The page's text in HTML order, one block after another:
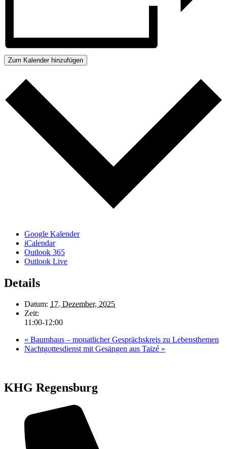
Zum Kalender hinzufügen
Google Kalender
iCalendar
Outlook 365
Outlook Live
Details
Datum: 17. Dezember, 2025
Zeit:
11:00-12:00
« Baumhaus – monatlicher Gesprächskreis zu Lebensthemen
Nachtgottesdienst mit Gesängen aus Taizé »
KHG Regensburg